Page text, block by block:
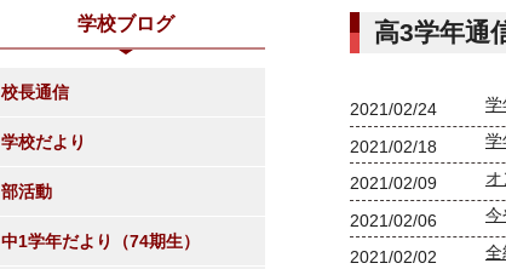
高3学年通
2021/02/24 学
2021/02/18 学
2021/02/09
2021/02/06 今
2021/02/02 全
学校ブログ
校長通信
学校だより
部活動
中1学年だより（74期生）